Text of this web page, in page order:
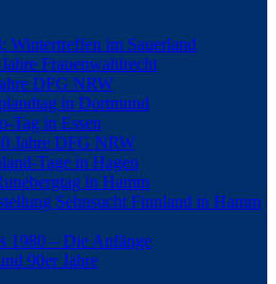
Wintertreffen im Sauerland
Frauenwahlrecht
DFG NRW
in Dortmund
Tag in Essen
Jahre DFG NRW
Tage in Hagen
in Hamm
Sehnsucht Finnland in Hamm
1980 – Die Anfänge
90er Jahre